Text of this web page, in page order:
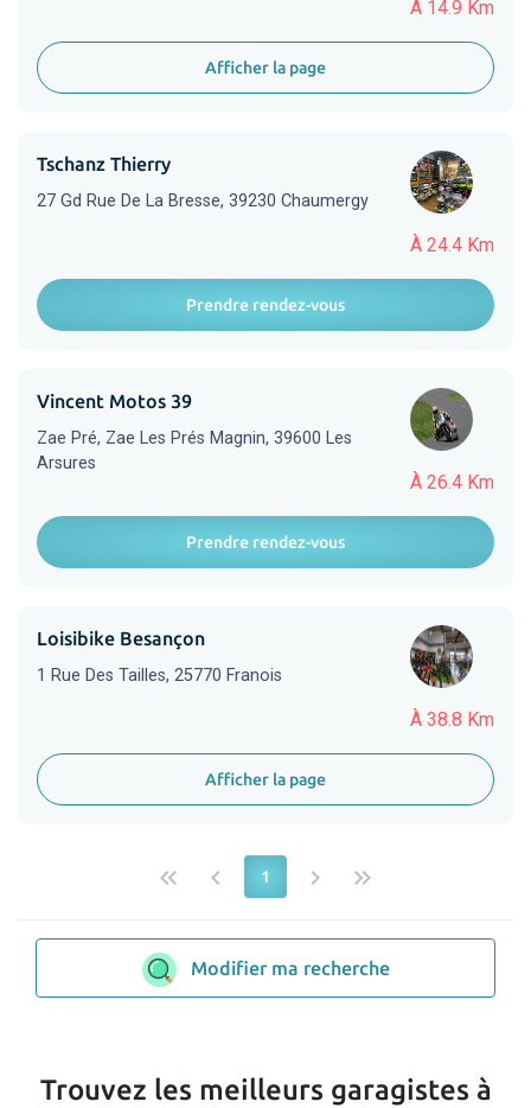
À 14.9 Km
Afficher la page
À 24.4 Km
Tschanz Thierry
27 Gd Rue De La Bresse, 39230 Chaumergy
Prendre rendez-vous
À 26.4 Km
Vincent Motos 39
Zae Pré, Zae Les Prés Magnin, 39600 Les
Arsures
Prendre rendez-vous
À 38.8 Km
Loisibike Besançon
1 Rue Des Tailles, 25770 Franois
Afficher la page
keyboard_double_arrow_left keyboard_arrow_left 1 keyboard_arrow_right keyboard_double_arrow_right
Modifier ma recherche
Trouvez les meilleurs garagistes à